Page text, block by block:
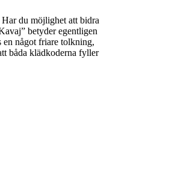
du möjlighet att bidra
betyder egentligen
något friare tolkning,
båda klädkoderna fyller